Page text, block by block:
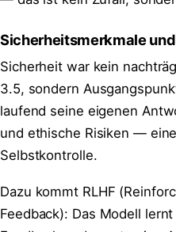
Sicherheitsmerkmale
Sicherheit war kein
3.5, sondern
laufend seine eigenen
und ethische Risiken —
Selbstkontrolle.
Dazu kommt RLHF
Feedback): Das Modell